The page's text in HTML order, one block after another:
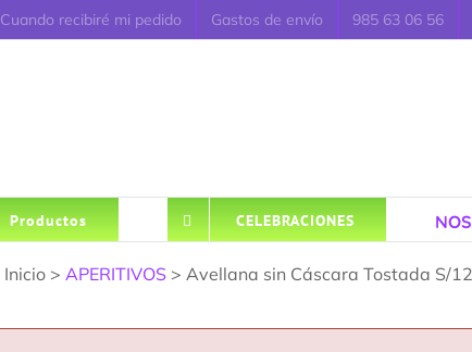
Cuando recibiré mi pedido Gastos de envío 985 63 06 56
Productos CELEBRACIONES
Inicio > APERITIVOS> Avellana sin Cáscara Tostada S/